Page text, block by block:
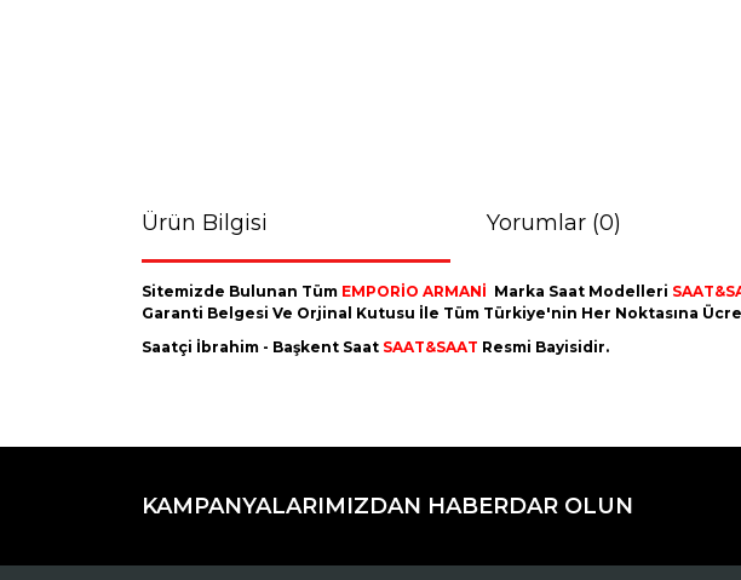
Ürün Bilgisi Yorumlar (0)
Sitemizde Bulunan Tüm EMPORİO ARMANİ Marka Saat Modelleri
Garanti Belgesi Ve Orjinal Kutusu İle Tüm Türkiye'nin Her Noktasına
Saatçi İbrahim - Başkent Saat SAAT&SAAT Resmi Bayisidir.
Görüş ve önerileriniz için teşekkür ederiz.
Ürün resmi kalitesiz, bozuk veya görüntülenemiyor.
KAMPANYALARIMIZDAN HABERDAR OLUN